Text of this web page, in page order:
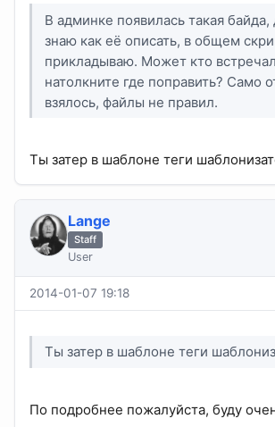
В админке появилась такая
знаю как её описать, в общем
прикладываю. Может кто
натолкните где поправить? Само
взялось, файлы не правил.
Ты затер в шаблоне теги
Lange
Staff
User
2014-01-07 19:18
Ты затер в шаблоне теги
По подробнее пожалуйста, буду